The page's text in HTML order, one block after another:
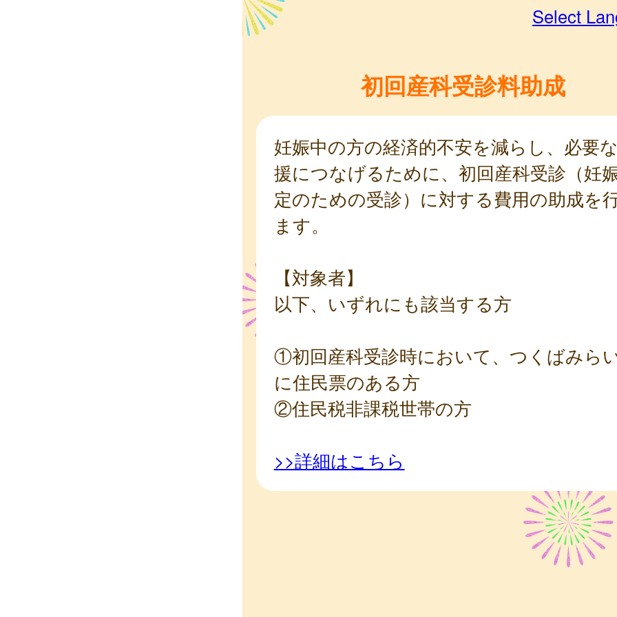
Select
初回産科受診料助成
妊娠中の方の経済的不安を減らし、必要
援につなげるために、初回産科受診（妊
定のための受診）に対する費用の助成を
ます。
【対象者】
以下、いずれにも該当する方
①初回産科受診時において、つくばみら
に住民票のある方
②住民税非課税世帯の方
>>詳細はこちら